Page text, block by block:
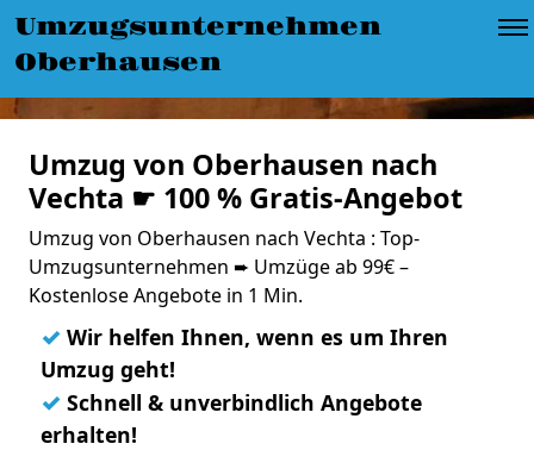
Umzugsunternehmen
Oberhausen
Umzug von Oberhausen nach
Vechta ☛ 100 % Gratis-Angebot
Umzug von Oberhausen nach Vechta : Top-
Umzugsunternehmen ➨ Umzüge ab 99€ –
Kostenlose Angebote in 1 Min.
✓ Wir helfen Ihnen, wenn es um Ihren
Umzug geht!
✓ Schnell & unverbindlich Angebote
erhalten!